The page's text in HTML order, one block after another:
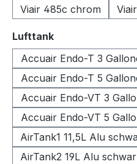
Viair 485c chrom
Lufttankauswählen
Accuair Endo-T 3
Accuair Endo-T 5
Accuair Endo-VT 3
Accuair Endo-VT 5
AirTank1 11,5L Alu
AirTank2 19L Alu